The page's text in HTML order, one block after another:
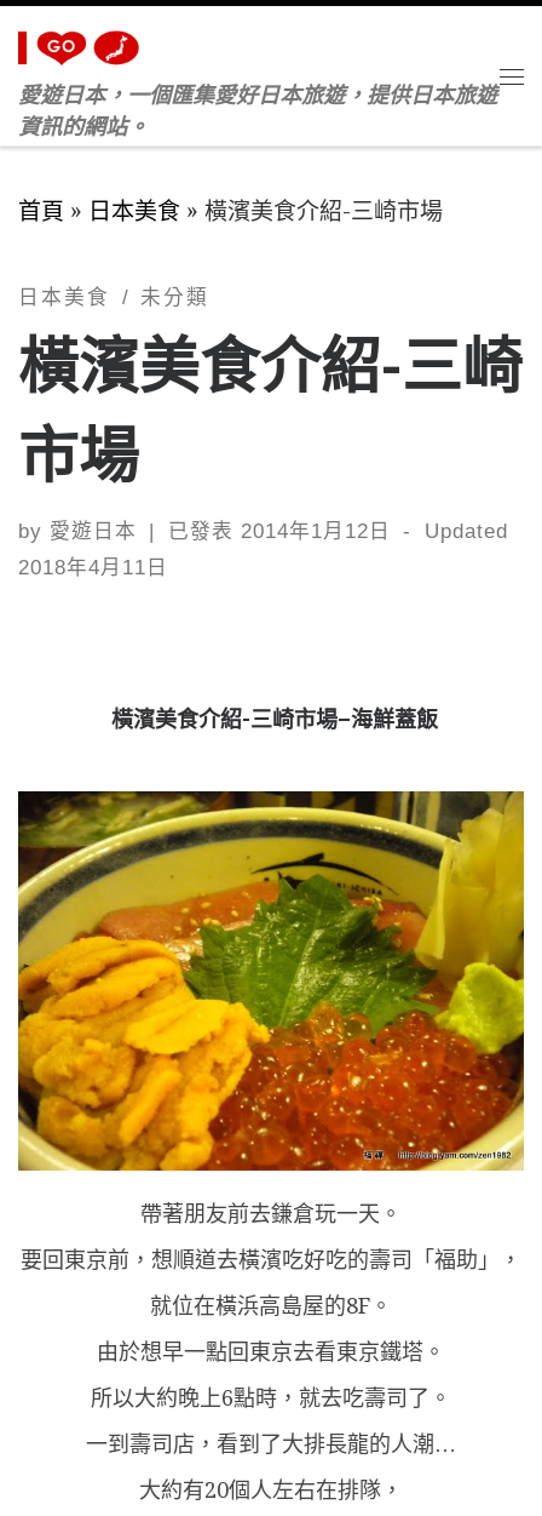
Skip to content
愛遊日本，一個匯集愛好日本旅遊，提供日本旅遊
資訊的網站。
首頁 » 日本美食 » 橫濱美食介紹-三崎市場
日本美食 未分類
橫濱美食介紹-三崎
市場
by 愛遊日本 已發表 2014年1月12日 -
Updated
2018年4月11日
橫濱美食介紹-三崎市場–海鮮蓋飯
帶著朋友前去鎌倉玩一天。
要回東京前，想順道去橫濱吃好吃的壽司「福助」，
就位在橫浜高島屋的8F。
由於想早一點回東京去看東京鐵塔。
所以大約晚上6點時，就去吃壽司了。
一到壽司店，看到了大排長龍的人潮…
大約有20個人左右在排隊，